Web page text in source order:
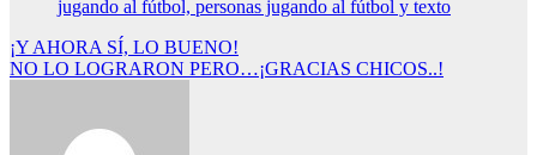
Navegación
de
¡Y AHORA SÍ, LO BUENO!
NO LO LOGRARON PERO…¡GRACIAS CHICOS..!